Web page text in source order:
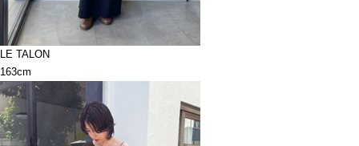
LE TALON
163cm